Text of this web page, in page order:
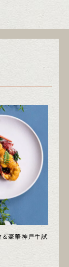
＆豪華神戸牛試